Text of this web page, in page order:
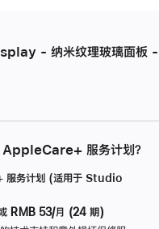
- 纳米纹理玻璃面板
AppleCare+ 服务计划？
务计划 (适用于 Studio
RMB 53/月 (24 期)